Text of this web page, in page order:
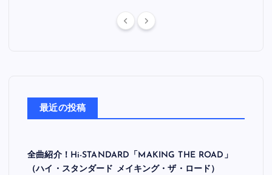
最近の投稿
全曲紹介！Hi-STANDARD「MAKING THE ROAD」
（ハイ・スタンダード メイキング・ザ・ロード）